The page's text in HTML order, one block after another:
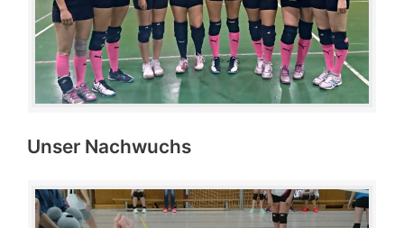
Unser Nachwuchs